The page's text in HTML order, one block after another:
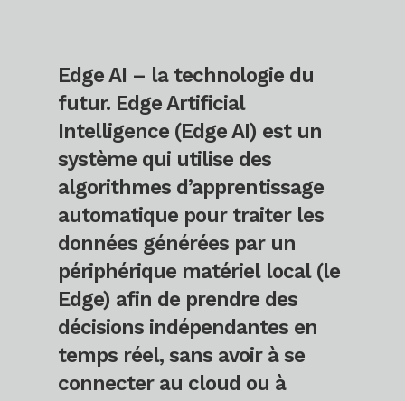
Edge AI – la technologie du
futur. Edge Artificial
Intelligence (Edge AI) est un
système qui utilise des
algorithmes d’apprentissage
automatique pour traiter les
données générées par un
périphérique matériel local (le
Edge) afin de prendre des
décisions indépendantes en
temps réel, sans avoir à se
connecter au cloud ou à